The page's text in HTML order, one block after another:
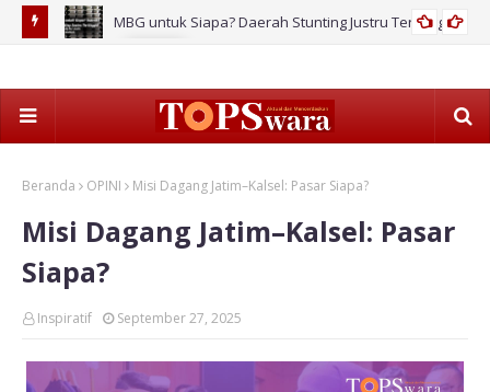
MBG untuk Siapa? Daerah Stunting Justru Tertinggal!
Beranda OPINI Misi Dagang Jatim–Kalsel: Pasar Siapa?
Misi Dagang Jatim–Kalsel: Pasar
Siapa?
Inspiratif September 27, 2025